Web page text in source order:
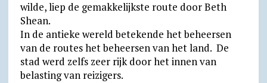
wilde, liep de gemak­kelijk­ste route door Beth
Shean.
In de antieke wereld betekende het beheersen
van de routes het beheersen van het land. De
stad werd zelfs zeer rijk door het innen van
belasting van reizigers.